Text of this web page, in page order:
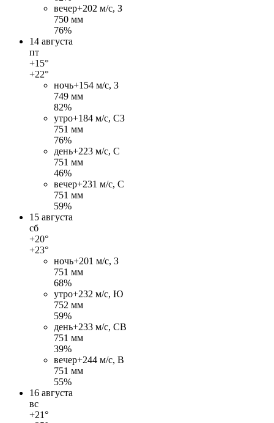
вечер+202 м/c, З
750 мм
76%
14 августа
пт
+15°
+22°
ночь+154 м/c, З
749 мм
82%
утро+184 м/c, СЗ
751 мм
76%
день+223 м/c, С
751 мм
46%
вечер+231 м/c, С
751 мм
59%
15 августа
сб
+20°
+23°
ночь+201 м/c, З
751 мм
68%
утро+232 м/c, Ю
752 мм
59%
день+233 м/c, СВ
751 мм
39%
вечер+244 м/c, В
751 мм
55%
16 августа
вс
+21°